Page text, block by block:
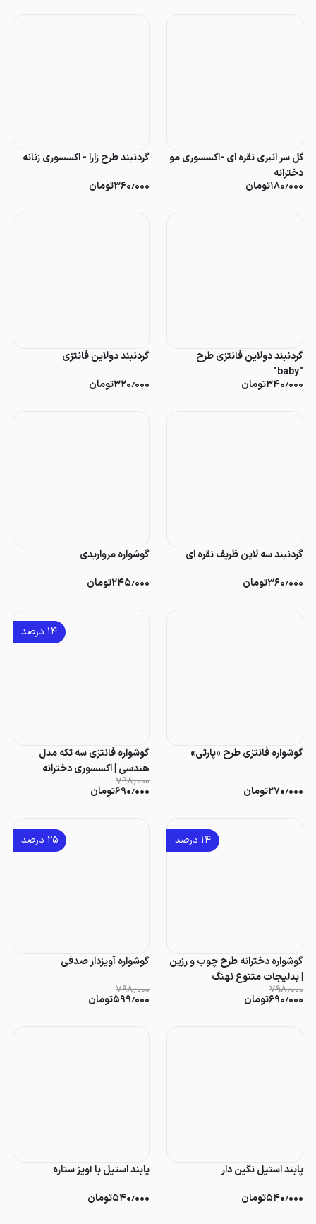
گل سر انبری نقره ای -اکسسوری مو
دخترانه
۱۸۰٫۰۰۰تومان
گردنبند طرح زارا - اکسسوری زنانه
۳۶۰٫۰۰۰تومان
گردنبند دولاین فانتزی طرح
"baby"
۳۴۰٫۰۰۰تومان
گردنبند دولاین فانتزی
۳۲۰٫۰۰۰تومان
گردنبند سه لاین ظریف نقره ای
۳۶۰٫۰۰۰تومان
گوشواره مرواریدی
۲۴۵٫۰۰۰تومان
گوشواره فانتزی طرح «پارتی»
۲۷۰٫۰۰۰تومان
۱۴ درصد
گوشواره فانتزی سه تکه مدل
هندسی | اکسسوری دخترانه
۷۹۸٫۰۰۰
۶۹۰٫۰۰۰تومان
۱۴درصد
گوشواره دخترانه طرح چوب و رزین
| بدلیجات متنوع نهنگ
۷۹۸٫۰۰۰
۶۹۰٫۰۰۰تومان
۲۵ درصد
گوشواره آویزدار صدفی
۷۹۸٫۰۰۰
۵۹۹٫۰۰۰تومان
پابند استیل نگین دار
۵۴۰٫۰۰۰تومان
پابند استیل با آویز ستاره
۵۴۰٫۰۰۰تومان